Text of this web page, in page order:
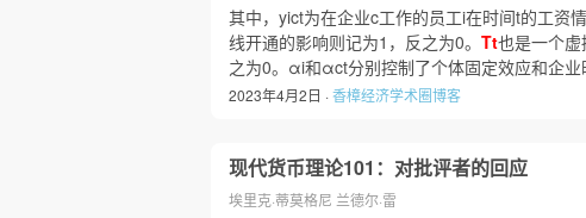
其中，yict为在企业c工作的员工i在时间t的工资
线开通的影响则记为1，反之为0。 Tt也是一个
之为0。αi和αct分别控制了个体固定效应和企
2023年4月2日 ·香樟经济学术圈博客
现代货币理论101：对批评者的回应
埃里克·蒂莫格尼 兰德尔·雷